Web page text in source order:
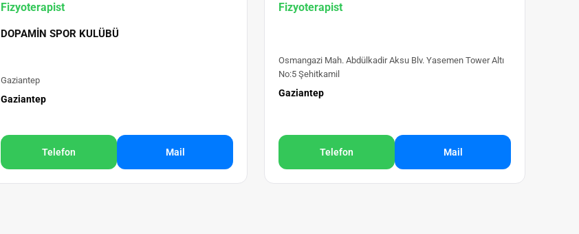
Fizyoterapist
DOPAMIN SPOR KULÜBÜ
Gaziantep
Gaziantep
Telefon Mail
Fizyoterapist
Osmangazi Mah. Abdülkadir Aksu Blv. Yasemen Tower Altı
No:5 Şehitkamil
Gaziantep
Telefon Mail